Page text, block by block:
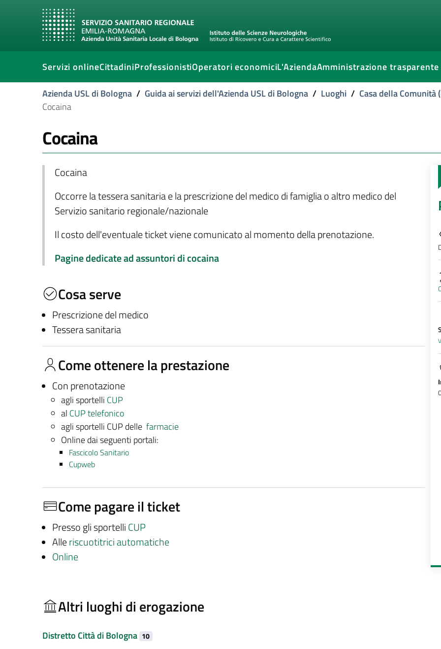
Servizi onlineCittadiniProfessionistiOperatori economiciL'AziendaAmministrazione trasparente
Azienda USL di Bologna / Guida ai servizi dell'Azienda USL di Bologna / Luoghi / Casa della Comunità
Cocaina
Cocaina
Cocaina
Occorre la tessera sanitaria e la prescrizione del medico di famiglia o altro medico del
Servizio sanitario regionale/nazionale
Il costo dell'eventuale ticket viene comunicato al momento della prenotazione.
Pagine dedicate ad assuntori di cocaina
Cosa serve
Prescrizione del medico
Tessera sanitaria
Come ottenere la prestazione
Con prenotazione
agli sportelli CUP
al CUP telefonico
agli sportelli CUP delle farmacie
Online dai seguenti portali:
Fascicolo Sanitario
Cupweb
Come pagare il ticket
Presso gli sportelli CUP
Alleriscuotitrici automatiche
Online
Altri luoghi di erogazione
Distretto Città di Bologna 10